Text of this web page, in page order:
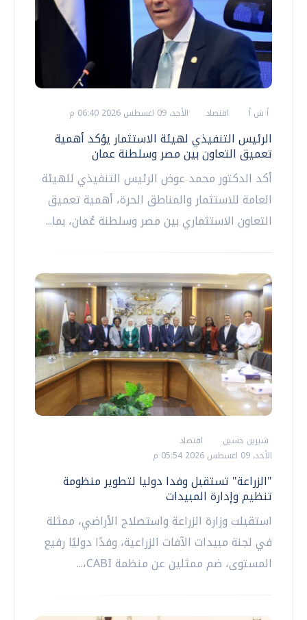
أ ش أ اقتصاد الأحد، 09 اغسطس 2026 06:40 م
الرئيس التنفيذي لهيئة الاستثمار يؤكد أهمية
تعميق التعاون بين مصر وسلطنة عمان
أكد الدكتور محمد عوض الرئيس التنفيذي للهيئة
العامة للاستثمار والمناطق الحرة، أهمية تعميق
التعاون الاستثماري بين مصر وسلطنة عُمان، بما...
شيرين حسين
اقتصاد
الأحد، 09 اغسطس 2026 05:54 م
"الزراعة" تستقبل وفدا دوليا لتطوير منظومة
تنظيم وإدارة المبيدات
استقبلت وزارة الزراعة واستصلاح الأراضي، ممثلة
في لجنة مبيدات الآفات الزراعية، وفدًا دوليًا رفيع
المستوى، ضم ممثلين عن منظمة CABI،...